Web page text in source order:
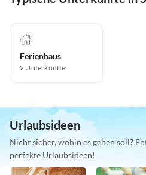
Ferienhaus
2 Unterkünfte
Urlaubsideen
Nicht sicher, wohin es gehen soll?
perfekte Urlaubsideen!